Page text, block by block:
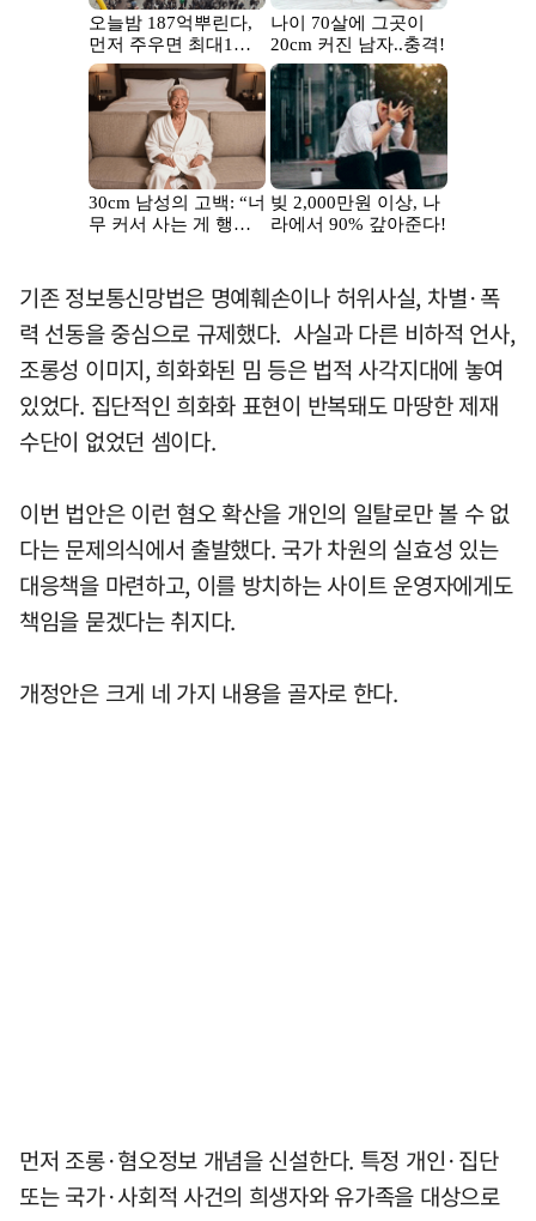
기존 정보통신망법은 명예훼손이나 허위사실, 차별·폭
력 선동을 중심으로 규제했다. 사실과 다른 비하적 언사,
조롱성 이미지, 희화화된 밈 등은 법적 사각지대에 놓여
있었다. 집단적인 희화화 표현이 반복돼도 마땅한 제재
수단이 없었던 셈이다.
이번 법안은 이런 혐오 확산을 개인의 일탈로만 볼 수 없
다는 문제의식에서 출발했다. 국가 차원의 실효성 있는
대응책을 마련하고, 이를 방치하는 사이트 운영자에게도
책임을 묻겠다는 취지다.
개정안은 크게 네 가지 내용을 골자로 한다.
먼저 조롱·혐오정보 개념을 신설한다. 특정 개인·집단
또는 국가·사회적 사건의 희생자와 유가족을 대상으로